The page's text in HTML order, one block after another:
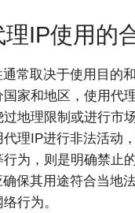
IP使用的
常取决于使用目的
家和地区，使用代
地理限制或进行市
理IP进行非法活动
为，则是明确禁止
保其用途符合当地
行为。